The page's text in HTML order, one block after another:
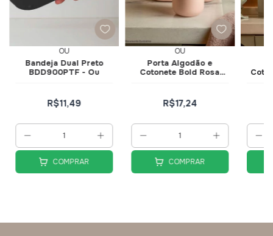
OU
Bandeja Dual Preto
BDD900PTF - Ou
R$11,49
COMPRAR
OU
Porta Algodão e
Cotonete Bold Rosa
R$17,24
COMPRAR